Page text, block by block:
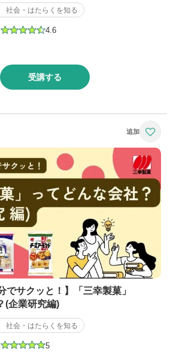
社会・はたらくを知る
4.6
受講する
でサクッと！】「三幸製菓」
(企業研究編)
社会・はたらくを知る
5